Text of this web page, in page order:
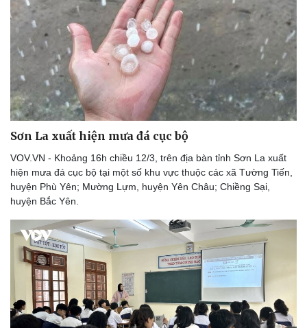
Doanh nghiệp
Thông tin doanh nghiệp
Doanh nghiệp 24h
Doanh nhân
Công nghệ
Sành điệu
Tin Công nghệ
Trải nghiệm
Sơn La xuất hiện mưa đá cục bộ
VOV.VN - Khoảng 16h chiều 12/3, trên địa bàn tỉnh Sơn La xuất
hiện mưa đá cục bộ tại một số khu vực thuộc các xã Tường Tiến,
huyện Phù Yên; Mường Lựm, huyện Yên Châu; Chiềng Sại,
huyện Bắc Yên.